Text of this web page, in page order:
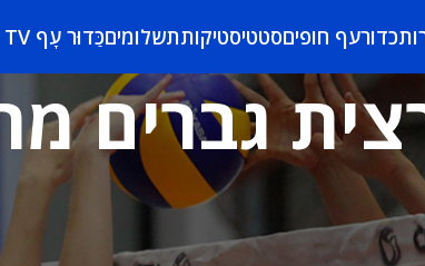
כדורעף חופיםסטטיסטיקותתשלומיםכַּדוּר עָף TV
גברים